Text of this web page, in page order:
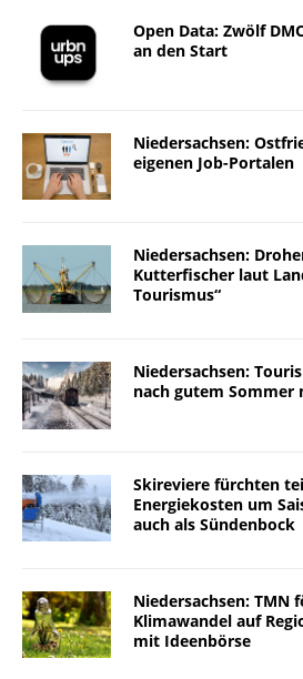
Open Data: Zwölf
an den Start
Niedersachsen:
eigenen Job-Portalen
Niedersachsen:
Kutterfischer laut
Tourismus“
Niedersachsen:
nach gutem Sommer
Skireviere fürchten
Energiekosten um
auch als Sündenbock
Niedersachsen: TMN
Klimawandel auf
mit Ideenbörse